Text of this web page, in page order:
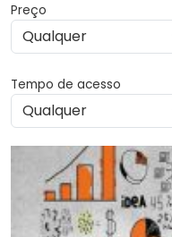
Preço
Tempo de acesso